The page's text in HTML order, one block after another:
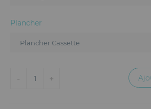
Plancher
- 1 +